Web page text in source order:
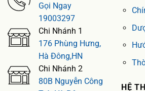
Gọi Ngay
19003297
Chi Nhánh 1
176 Phùng Hưng,
Hà Đông,HN
Chi Nhánh 2
80B Nguyễn Công
HỆ